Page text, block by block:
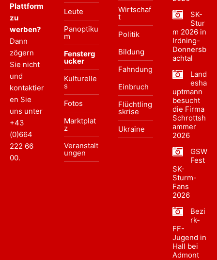
Plattform
zu
werben?
Dann
zögern
Sie nicht
und
kontaktier
en Sie
uns unter
+43
(0)664
222 66
00.
Leute
Panoptiku
m
Fensterg
ucker
Kulturelle
s
Fotos
Marktplat
z
Veranstalt
ungen
Wirtschaf
t
Politik
Bildung
Fahndung
Einbruch
Flüchtling
skrise
Ukraine
SK-
Stur
m 2026 in
Irdning-
Donnersb
achtal
Land
esha
uptmann
besucht
die Firma
Schrottsh
ammer
2026
GSW
Fest
SK-
Sturm-
Fans
2026
Bezi
rk-
FF-
Jugend in
Hall bei
Admont